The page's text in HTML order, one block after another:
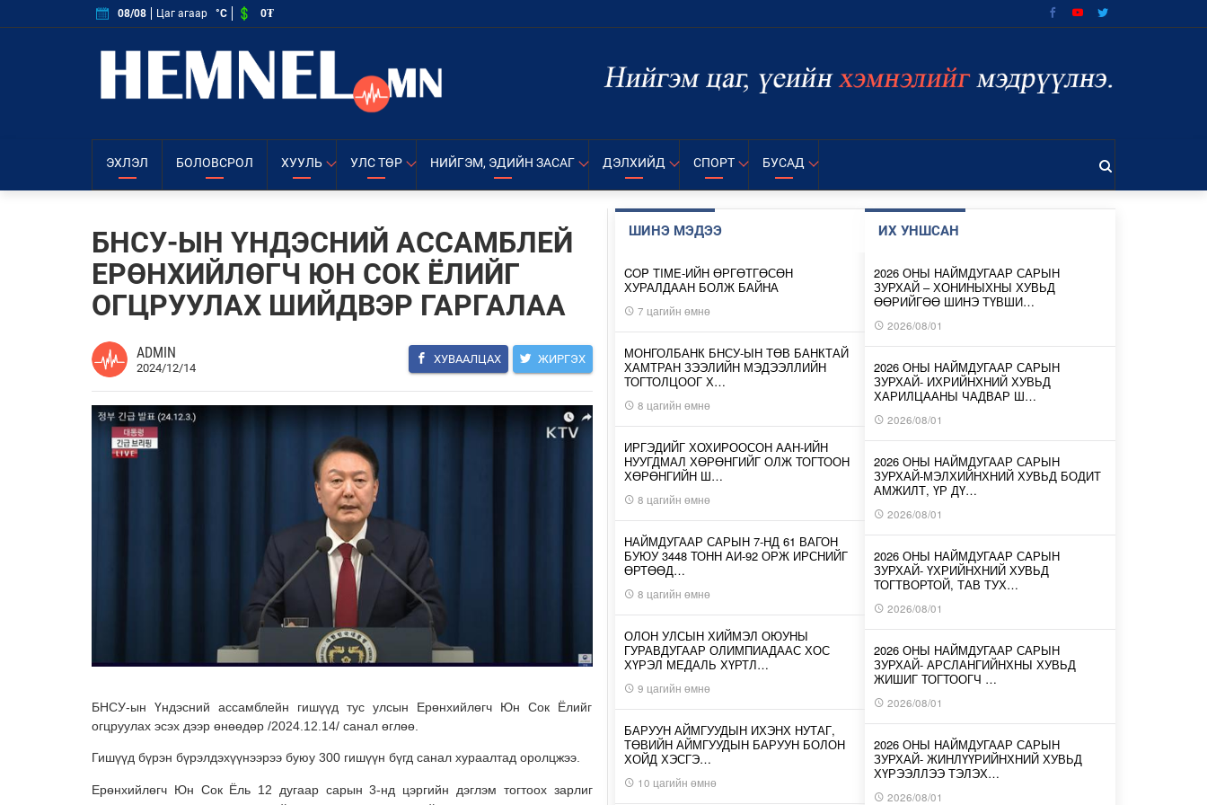
08/08 Цаг агаар °C 0₮
ЭХЛЭЛ БОЛОВСРОЛ ХУУЛЬ УЛС ТӨР НИЙГЭМ, ЭДИЙН ЗАСАГ ДЭЛХИЙД СПОРТ БУСАД
БНСУ-ЫН ҮНДЭСНИЙ АССАМБЛЕЙ
ЕРӨНХИЙЛӨГЧ ЮН СОК ЁЛИЙГ
ОГЦРУУЛАХ ШИЙДВЭР ГАРГАЛАА
ADMIN
2024/12/14
ХУВААЛЦАХ ЖИРГЭХ
БНСУ-ын Үндэсний ассамблейн гишүүд тус улсын Ерөнхийлөгч Юн Сок Ёлийг
огцруулах эсэх дээр өнөөдөр /2024.12.14/ санал өглөө.
Гишүүд бүрэн бүрэлдэхүүнээрээ буюу 300 гишүүн бүгд санал хураалтад оролцжээ.
Ерөнхийлөгч Юн Сок Ёль 12 дугаар сарын 3-нд цэргийн дэглэм тогтоох зарлиг
ШИНЭ МЭДЭЭ
COP TIME-ИЙН ӨРГӨТГӨСӨН
ХУРАЛДААН БОЛЖ БАЙНА
7 цагийн өмнө
МОНГОЛБАНК БНСУ-ЫН ТӨВ БАНКТАЙ
ХАМТРАН ЗЭЭЛИЙН МЭДЭЭЛЛИЙН
ТОГТОЛЦООГ Х…
8 цагийн өмнө
ИРГЭДИЙГ ХОХИРООСОН ААН-ИЙН
НУУГДМАЛ ХӨРӨНГИЙГ ОЛЖ ТОГТООН
ХӨРӨНГИЙН Ш…
8 цагийн өмнө
НАЙМДУГААР САРЫН 7-НД 61 ВАГОН
БУЮУ 3448 ТОНН АИ-92 ОРЖ ИРСНИЙГ
ӨРТӨӨД…
8 цагийн өмнө
ОЛОН УЛСЫН ХИЙМЭЛ ОЮУНЫ
ГУРАВДУГААР ОЛИМПИАДААС ХОС
ХҮРЭЛ МЕДАЛЬ ХҮРТЛ…
9 цагийн өмнө
БАРУУН АЙМГУУДЫН ИХЭНХ НУТАГ,
ТӨВИЙН АЙМГУУДЫН БАРУУН БОЛОН
ХОЙД ХЭСГЭ…
10 цагийн өмнө
ИХ УНШСАН
2026 ОНЫ НАЙМДУГААР САРЫН
ЗУРХАЙ – ХОНИНЫХНЫ ХУВЬД
ӨӨРИЙГӨӨ ШИНЭ ТҮВШИ…
2026/08/01
2026 ОНЫ НАЙМДУГААР САРЫН
ЗУРХАЙ- ИХРИЙНХНИЙ ХУВЬД
ХАРИЛЦААНЫ ЧАДВАР Ш…
2026/08/01
2026 ОНЫ НАЙМДУГААР САРЫН
ЗУРХАЙ-МЭЛХИЙНХНИЙ ХУВЬД БОДИТ
АМЖИЛТ, ҮР ДҮ…
2026/08/01
2026 ОНЫ НАЙМДУГААР САРЫН
ЗУРХАЙ- ҮХРИЙНХНИЙ ХУВЬД
ТОГТВОРТОЙ, ТАВ ТУХ…
2026/08/01
2026 ОНЫ НАЙМДУГААР САРЫН
ЗУРХАЙ- АРСЛАНГИЙНХНЫ ХУВЬД
ЖИШИГ ТОГТООГЧ …
2026/08/01
2026 ОНЫ НАЙМДУГААР САРЫН
ЗУРХАЙ- ЖИНЛҮҮРИЙНХНИЙ ХУВЬД
ХҮРЭЭЛЛЭЭ ТЭЛЭХ…
2026/08/01